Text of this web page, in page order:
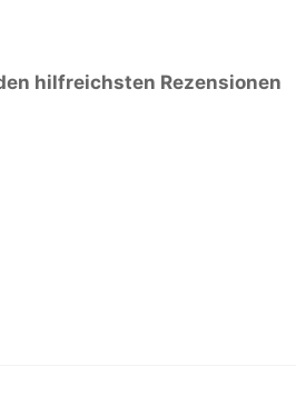
hilfreichsten Rezensionen